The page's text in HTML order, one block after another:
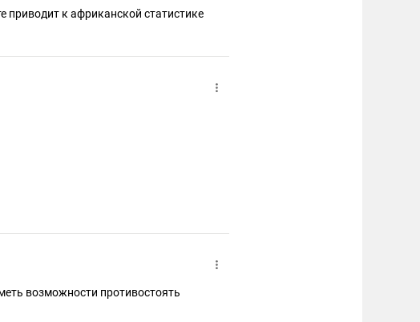
приводит к африканской статистике
возможности противостоять